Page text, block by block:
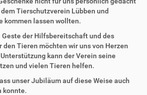
Tierschutzverein Lübben und
kommen lassen wollten.
Geste der Hilfsbereitschaft und des
Tieren möchten wir uns von Herzen
kann der Verein seine
und vielen Tieren helfen.
unser Jubiläum auf diese Weise auch
konnte.